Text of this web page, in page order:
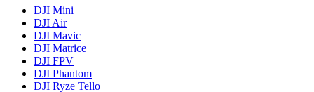
DJI Mini
DJI Air
DJI Mavic
DJI Matrice
DJI FPV
DJI Phantom
DJI Ryze Tello